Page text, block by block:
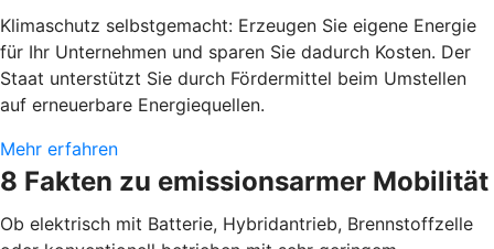
Klimaschutz selbstgemacht: Erzeugen Sie eigene Energie
für Ihr Unternehmen und sparen Sie dadurch Kosten. Der
Staat unterstützt Sie durch Fördermittel beim Umstellen
auf erneuerbare Energiequellen.
Mehr erfahren
8 Fakten zu emissionsarmer Mobilität
Ob elektrisch mit Batterie, Hybridantrieb, Brennstoffzelle